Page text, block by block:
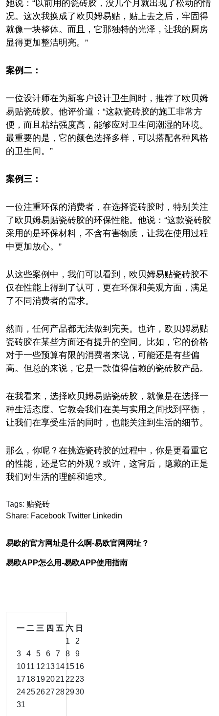
她说：“以前用的瓷砖胶，没几个月就出现了松动的情
况。这次我换成了欧贝姆易贴，贴上去之后，牢固得
就像一块整体。而且，它那独特的光泽，让我的厨房
显得更加整洁明亮。”
案例二：
一位设计师在为新客户设计卫生间时，推荐了欧贝姆
易贴瓷砖胶。他评价道：“这款瓷砖胶的施工非常方
便，而且粘结强度高，能够应对卫生间潮湿的环境。
最重要的是，它的颜色选择多样，可以搭配各种风格
的卫生间。”
案例三：
一位注重环保的消费者，在选择瓷砖胶时，特别关注
了欧贝姆易贴瓷砖胶的环保性能。他说：“这款瓷砖胶
采用的是环保材料，不含有害物质，让我在使用过程
中更加放心。”
从这些案例中，我们可以看到，欧贝姆易贴瓷砖胶不
仅在性能上得到了认可，更在环保和美观方面，满足
了不同消费者的需求。
然而，任何产品都无法做到完美。也许，欧贝姆易贴
瓷砖胶在某些方面还有提升的空间。比如，它的价格
对于一些预算有限的消费者来说，可能还是有些偏
高。但总的来说，它是一款值得信赖的瓷砖胶产品。
在我看来，选择欧贝姆易贴瓷砖胶，就像是在选择一
种生活态度。它教会我们在美与实用之间找到平衡，
让我们在享受生活的同时，也能关注到生活的细节。
那么，你呢？在挑选瓷砖胶的过程中，你是更看重它
的性能，还是它的外观？或许，这背后，隐藏的正是
我们对生活的理解和追求。
Tags: 贴瓷砖
Share: Facebook Twitter Linkedin
易欧的官方网址是什么啊-易欧官网网址？
易欧APP怎么用-易欧APP使用指南
一 二 三 四 五 六 日
1
2
3
4 5 6 7 8
9
1011 12 13141516
17 18192021 22 23
24252627 282930
31